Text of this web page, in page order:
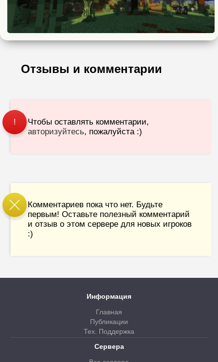
Отзывы и комментарии
!
Чтобы оставлять комментарии,
авторизуйтесь, пожалуйста :)
Комментариев пока что нет. Будьте
первым! Оставьте полезный комментарий
и отзыв о этом сервере для новых игроков
:)
Информация
Главная
Публикации
Тех. Поддержка
Сервера